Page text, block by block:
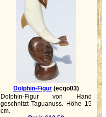
Dolphin-Figur(ecqo03)
Dolphin-Figur von Hand
geschnitzt Taguanuss. Höhe 15
cm.